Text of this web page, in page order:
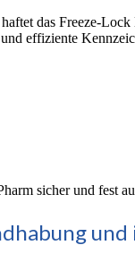
das Freeze-
effiziente
sicher und fest
und